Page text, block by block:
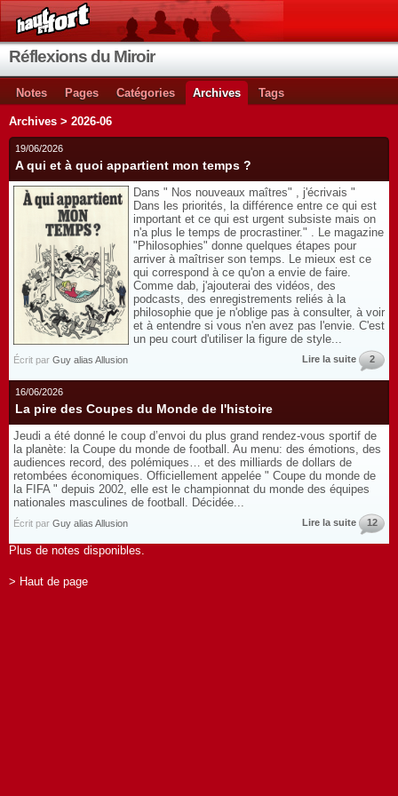
Réflexions du Miroir
Notes Pages Catégories Archives Tags
Archives > 2026-06
19/06/2026
A qui et à quoi appartient mon temps ?
Dans " Nos nouveaux maîtres" , j'écrivais "
Dans les priorités, la différence entre ce qui est
important et ce qui est urgent subsiste mais on
n'a plus le temps de procrastiner." . Le magazine
"Philosophies" donne quelques étapes pour
arriver à maîtriser son temps. Le mieux est ce
qui correspond à ce qu'on a envie de faire.
Comme dab, j'ajouterai des vidéos, des
podcasts, des enregistrements reliés à la
philosophie que je n'oblige pas à consulter, à voir
et à entendre si vous n'en avez pas l'envie. C'est
un peu court d'utiliser la figure de style...
Écrit par Guy alias Allusion Lire la suite 2
16/06/2026
La pire des Coupes du Monde de l'histoire
Jeudi a été donné le coup d’envoi du plus grand rendez-vous sportif de
la planète: la Coupe du monde de football. Au menu: des émotions, des
audiences record, des polémiques… et des milliards de dollars de
retombées économiques. Officiellement appelée " Coupe du monde de
la FIFA " depuis 2002, elle est le championnat du monde des équipes
nationales masculines de football. Décidée...
Écrit par Guy alias Allusion Lire la suite 12
Plus de notes disponibles.
> Haut de page